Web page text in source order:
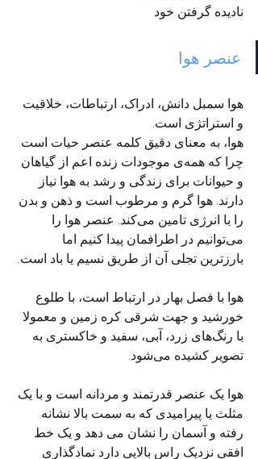
نادیده گرفتن خود
عنصر هوا
هوا سمبل دانش، ادراک، ارتباطات، خلاقیت
و استراتژی است.
هوا، به معنای دقیق کلمه عنصر حیات است
چرا که همه‌ی موجودات زنده اعم از گیاهان
و حیوانات برای زندگی و رشد به هوا نیاز
دارند. هوا گرم و مرطوب است و ذهن و بدن
را با انرژی تامین می‌کند. عنصر هوا را
می‌توانیم در اطرافمان پیدا کنیم اما
بارزترین تجلی آن از طریق نسیم یا باد است.
هوا با فصل بهار در ارتباط است، با طلوع
خورشید و جهت شرقی کره زمین و معمولا
با رنگ‌های زرد، آبی، سفید و خاکستری به
تصویر کشیده می‌شود.
هوا یک عنصر قدرتمند و مردانه است و با یک
مثلث یا پیرامیدی که به سمت بالا نشانه
رفته و آسمان را نشان می دهد و یک خط
افقی نزدیک راس بالایی دارد نمادگذاری